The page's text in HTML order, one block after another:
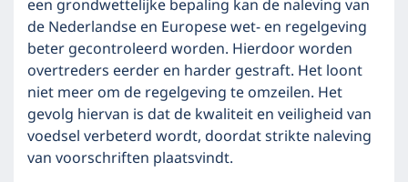
een grondwettelijke bepaling kan de naleving van
de Nederlandse en Europese wet- en regelgeving
beter gecontroleerd worden. Hierdoor worden
overtreders eerder en harder gestraft. Het loont
niet meer om de regelgeving te omzeilen. Het
gevolg hiervan is dat de kwaliteit en veiligheid van
voedsel verbeterd wordt, doordat strikte naleving
van voorschriften plaatsvindt.